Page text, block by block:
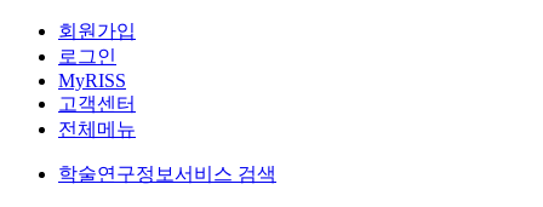
회원가입
로그인
MyRISS
고객센터
전체메뉴
학술연구정보서비스 검색